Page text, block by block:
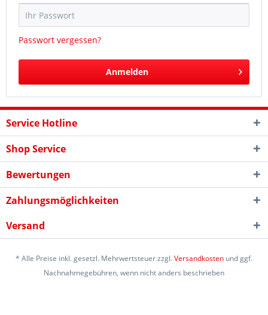
Passwort vergessen?
Anmelden
Service Hotline
Shop Service
Bewertungen
Zahlungsmöglichkeiten
Versand
* Alle Preise inkl. gesetzl. Mehrwertsteuer zzgl.Versandkosten und ggf.
Nachnahmegebühren, wenn nicht anders beschrieben